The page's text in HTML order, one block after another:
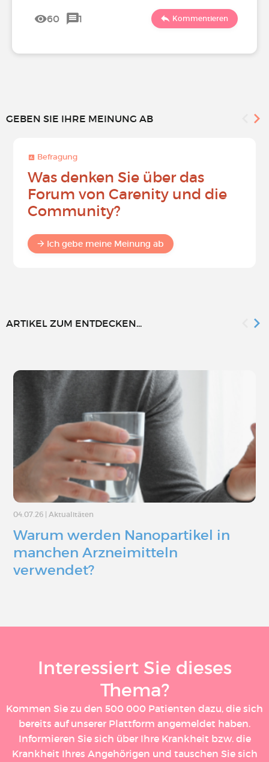
60 1 Kommentieren
GEBEN SIE IHRE MEINUNG AB
Befragung
Was denken Sie über das
Forum von Carenity und die
Community?
Ich gebe meine Meinung ab
ARTIKEL ZUM ENTDECKEN...
04.07.26 Aktualitäten
Warum werden Nanopartikel in
manchen Arzneimitteln
verwendet?
Interessiert Sie dieses
Thema?
Kommen Sie zu den 500 000 Patienten dazu, die sich
bereits auf unserer Plattform angemeldet haben.
Informieren Sie sich über Ihre Krankheit bzw. die
Krankheit Ihres Angehörigen und tauschen Sie sich